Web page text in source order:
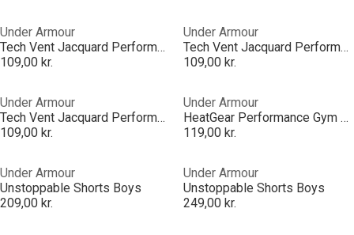
Under Armour
Tech Vent Jacquard Performance Gym Shorts
109,00 kr.
Under Armour
Tech Vent Jacquard Performance Gym Shorts
109,00 kr.
Under Armour
Tech Vent Jacquard Performance Gym Shorts
109,00 kr.
Under Armour
HeatGear Performance Gym Shorts
119,00 kr.
Under Armour
Unstoppable Shorts Boys
209,00 kr.
Under Armour
Unstoppable Shorts Boys
249,00 kr.